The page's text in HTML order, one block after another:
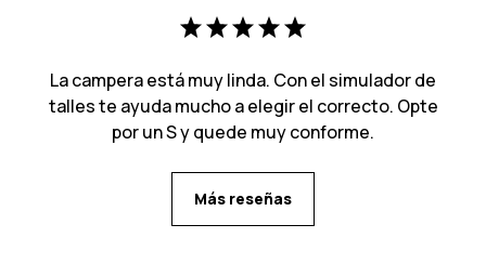
La campera está muy linda. Con el simulador de
talles te ayuda mucho a elegir el correcto. Opte
por un S y quede muy conforme.
Más reseñas